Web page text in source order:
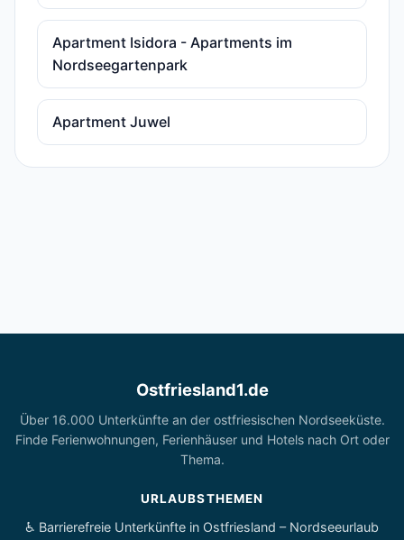
Apartment Isidora - Apartments im
Nordseegartenpark
Apartment Juwel
Ostfriesland1.de
Über 16.000 Unterkünfte an der ostfriesischen Nordseeküste.
Finde Ferienwohnungen, Ferienhäuser und Hotels nach Ort oder
Thema.
URLAUBSTHEMEN
♿ Barrierefreie Unterkünfte in Ostfriesland – Nordseeurlaub